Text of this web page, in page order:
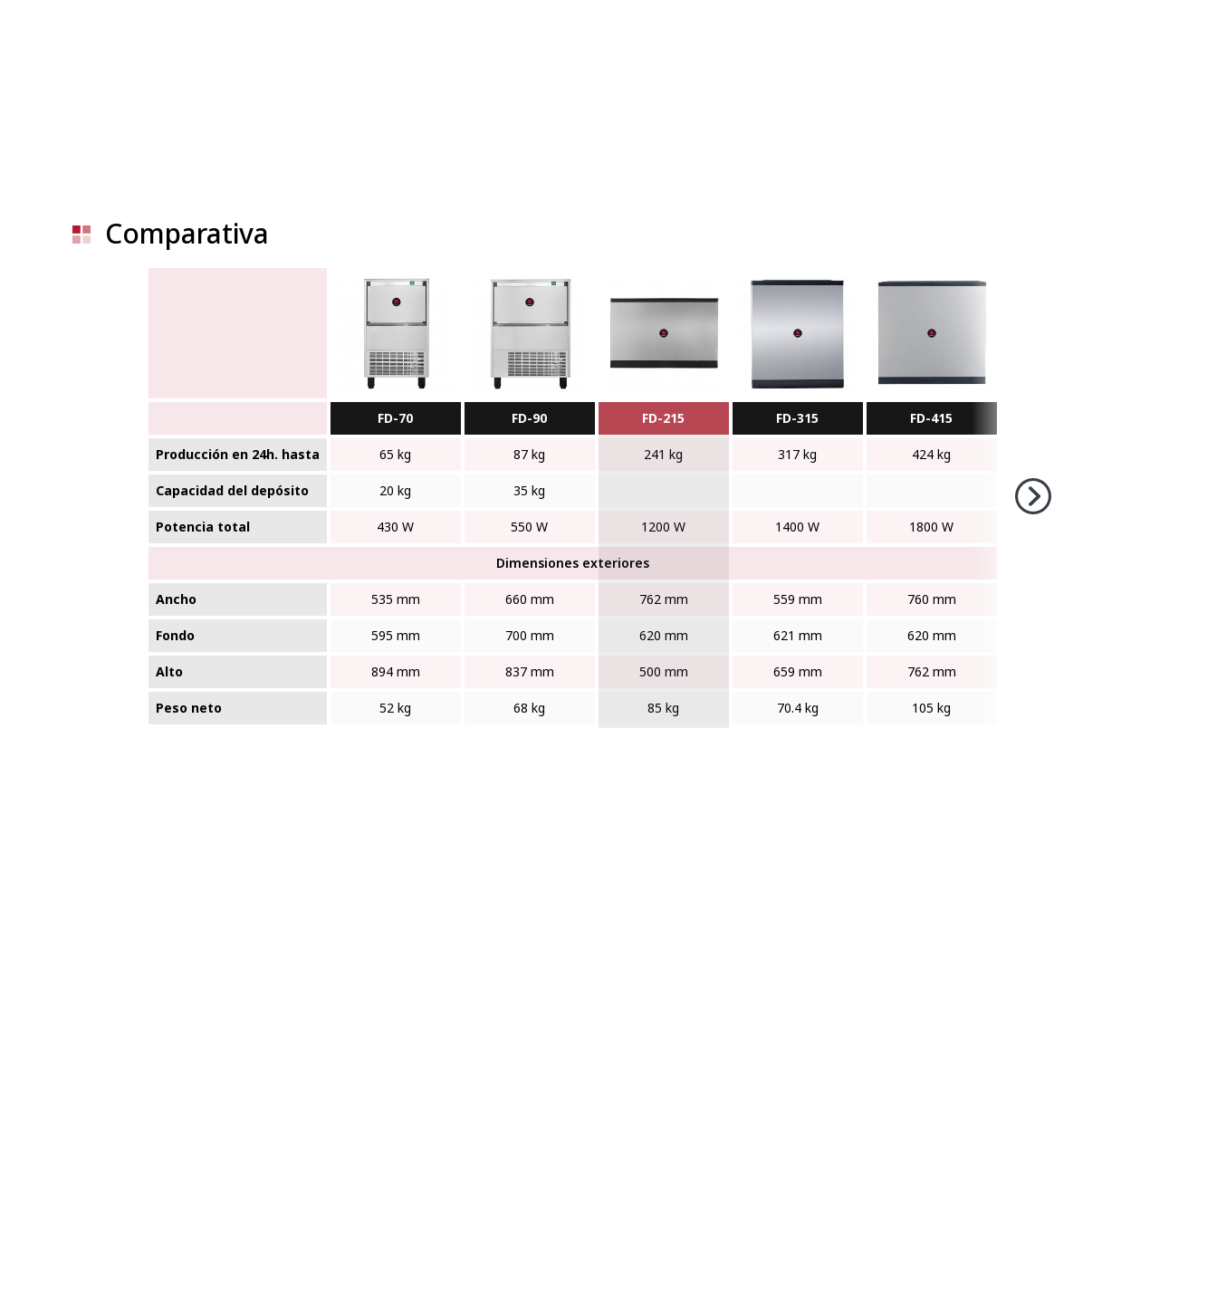
Comparativa
FD-70 FD-90 FD-215 FD-315 FD-415
Producción en 24h. hasta 65 kg 87 kg 241 kg 317 kg 424 kg
Capacidad del depósito 20 kg 35 kg
Potencia total 430 W 550 W 1200 W 1400 W 1800 W
Dimensiones exteriores
Ancho 535 mm 660 mm 762 mm 559 mm 760 mm
Fondo 595 mm 700 mm 620 mm 621 mm 620 mm
Alto 894 mm 837 mm 500 mm 659 mm 762 mm
Peso neto 52 kg 68 kg 85 kg 70.4 kg 105 kg